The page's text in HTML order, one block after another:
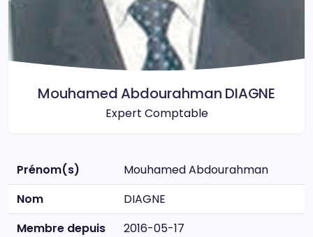
Mouhamed Abdourahman DIAGNE
Expert Comptable
Prénom(s)
Mouhamed Abdourahman
Nom
DIAGNE
Membre depuis
2016-05-17